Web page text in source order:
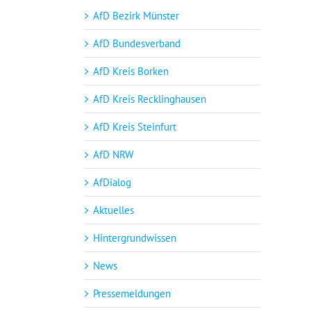
AfD Bezirk Münster
AfD Bundesverband
AfD Kreis Borken
AfD Kreis Recklinghausen
AfD Kreis Steinfurt
AfD NRW
AfDialog
Aktuelles
Hintergrundwissen
News
Pressemeldungen